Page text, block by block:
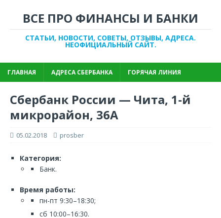
ВСЕ ПРО ФИНАНСЫ И БАНКИ
СТАТЬИ, НОВОСТИ, СОВЕТЫ, ОТЗЫВЫ, АДРЕСА.
НЕОФИЦИАЛЬНЫЙ САЙТ.
ГЛАВНАЯ АДРЕСА СБЕРБАНКА ГОРЯЧАЯ ЛИНИЯ
Сбербанк России — Чита, 1-й
микрорайон, 36А
05.02.2018 prosber
Категория:
Банк.
Время работы:
пн-пт 9:30–18:30;
сб 10:00–16:30.